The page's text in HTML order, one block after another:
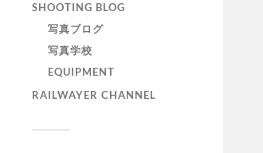
SHOOTING BLOG
写真ブログ
写真学校
EQUIPMENT
RAILWAYER CHANNEL